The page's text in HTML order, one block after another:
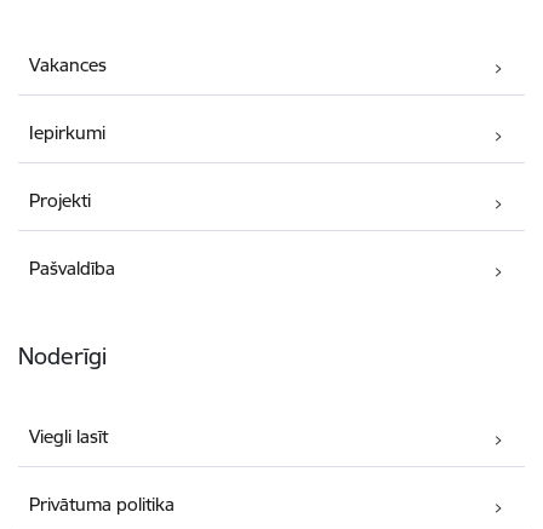
Vakances
Iepirkumi
Projekti
Pašvaldība
Noderīgi
Viegli lasīt
Privātuma politika